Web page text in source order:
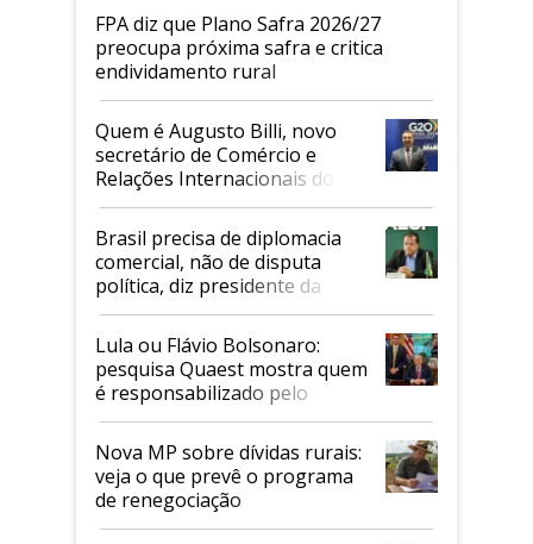
FPA diz que Plano Safra 2026/27
preocupa próxima safra e critica
endividamento rural
Quem é Augusto Billi, novo
secretário de Comércio e
Relações Internacionais do
Mapa
Brasil precisa de diplomacia
comercial, não de disputa
política, diz presidente da
Faesp
Lula ou Flávio Bolsonaro:
pesquisa Quaest mostra quem
é responsabilizado pelo
tarifaço dos EUA
Nova MP sobre dívidas rurais:
veja o que prevê o programa
de renegociação